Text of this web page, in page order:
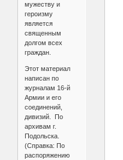
мужеству и
героизму
является
священным
долгом всех
граждан.
Этот материал
написан по
журналам 16-й
Армии и его
соединений,
дивизий. По
архивам г.
Подольска.
(Справка: По
распоряжению